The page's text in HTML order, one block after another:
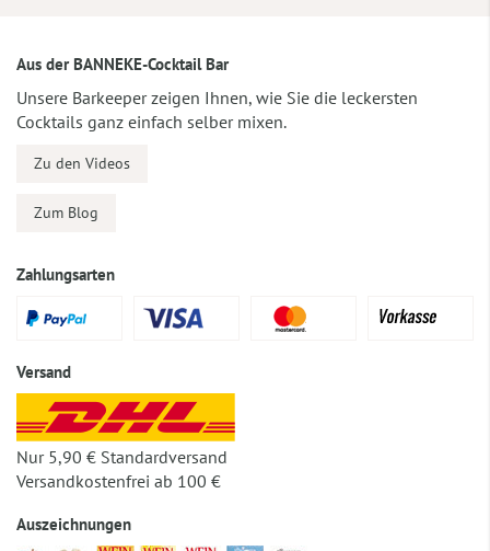
Aus der BANNEKE-Cocktail Bar
Unsere Barkeeper zeigen Ihnen, wie Sie die leckersten
Cocktails ganz einfach selber mixen.
Zu den Videos
Zum Blog
Zahlungsarten
Versand
Nur 5,90 € Standardversand
Versandkostenfrei ab 100 €
Auszeichnungen